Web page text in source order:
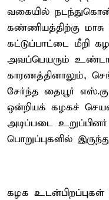
வகையில்
கண்ணியத்திற்கு
கட்டுப்பாட்டை மீறி
அவப்பெயரும்
காரணத்தினாலும்,
சேர்ந்த தையூர்
ஒன்றியக் கழகச்
அடிப்படை
பொறுப்புகளில்
கழக உடன்பிறப்புகள்